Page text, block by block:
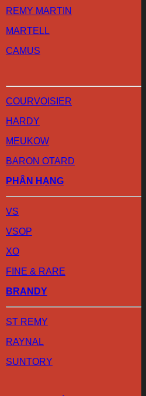
REMY MARTIN
MARTELL
CAMUS
COURVOISIER
HARDY
MEUKOW
BARON OTARD
PHÂN HẠNG
VS
VSOP
XO
FINE & RARE
BRANDY
ST REMY
RAYNAL
SUNTORY